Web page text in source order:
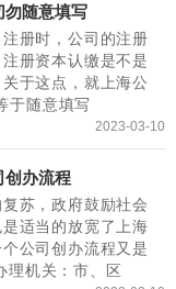
勿随意填写
册时，公司的注册
册资本认缴是不是
于这点，就上海公
于随意填写
2023-03-10
创办流程
苏，政府鼓励社会
适当的放宽了上海
公司创办流程又是
机关：市、区